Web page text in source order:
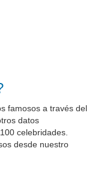
famosos a través del
datos
celebridades.
desde nuestro